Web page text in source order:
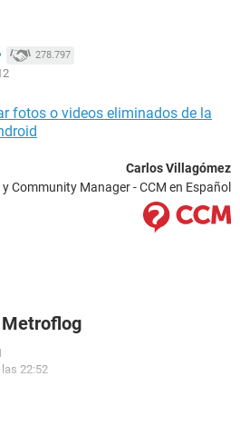
278.797
fotos o videos eliminados de la
Carlos Villagómez
Community Manager - CCM en Español
22:52